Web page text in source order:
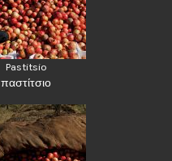
Pastitsio
παστίτσιο